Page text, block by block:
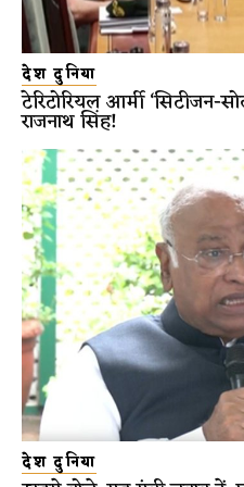
देश दुनिया
टेरिटोरियल आर्मी ‘सिटीजन-
राजनाथ सिंह!
देश दुनिया